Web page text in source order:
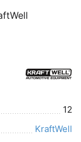
12
KraftWell